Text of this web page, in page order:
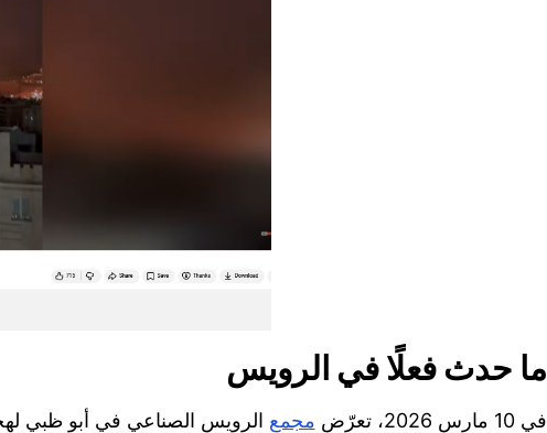
ما حدث فعلًا في الرويس
في 10 مارس 2026، تعرّض مجمع الرويس الصناعي في أبو ظبي